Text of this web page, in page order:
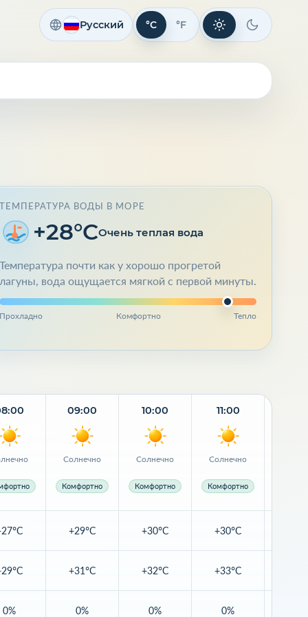
Русский °C °F Светлая тема
Темная
ТЕМПЕРАТУРА ВОДЫ В МОРЕ
+28°CОчень теплая вода
Температура почти как у хорошо прогретой
лагуны, вода ощущается мягкой с первой минуты.
Прохладно Комфортно Тепло
0%
09:00
Солнечно
Комфортно
+29°C
+31°C
0%
10:00
Солнечно
Комфортно
+30°C
+32°C
0%
11:00
Солнечно
Комфортно
+30°C
+33°C
0%